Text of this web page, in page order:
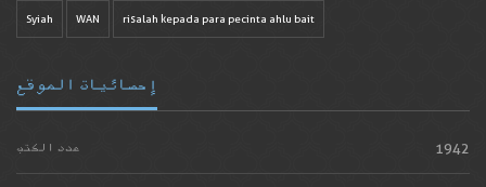
Syiah WAN risalah kepada para pecinta ahlu bait
إحصائيات الموقع
عدد الكتب 1942